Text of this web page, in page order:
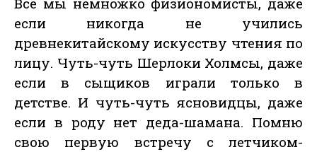
если никогда не учились
древнекитайскому искусству чтения по
лицу. Чуть-чуть Шерлоки Холмсы, даже
если в сыщиков играли только в
детстве. И чуть-чуть ясновидцы, даже
если в роду нет деда-шамана. Помню
свою первую встречу с летчиком-